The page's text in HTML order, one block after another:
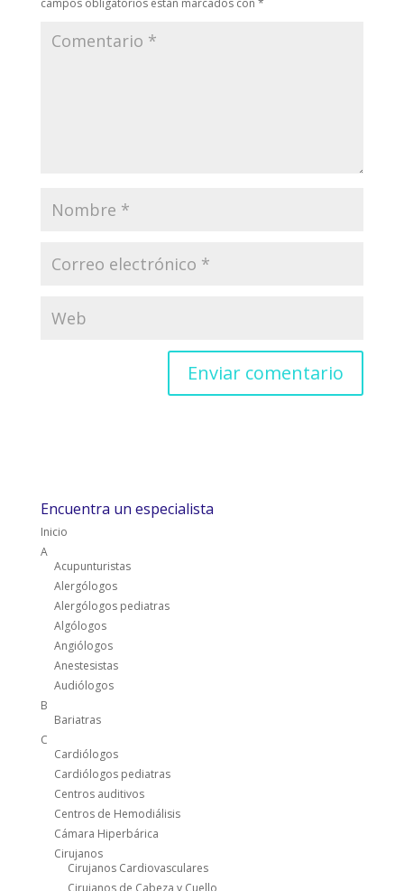
campos obligatorios están marcados con *
Encuentra un especialista
Inicio
A
Acupunturistas
Alergólogos
Alergólogos pediatras
Algólogos
Angiólogos
Anestesistas
Audiólogos
B
Bariatras
C
Cardiólogos
Cardiólogos pediatras
Centros auditivos
Centros de Hemodiálisis
Cámara Hiperbárica
Cirujanos
Cirujanos Cardiovasculares